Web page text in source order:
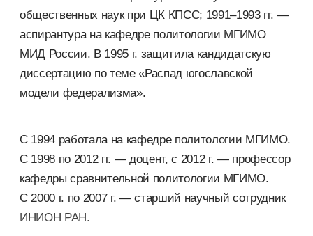
общественных наук при ЦК КПСС; 1991–1993 гг. —
аспирантура на кафедре политологии МГИМО
МИД России. В 1995 г. защитила кандидатскую
диссертацию по теме «Распад югославской
модели федерализма».
С 1994 работала на кафедре политологии МГИМО.
С 1998 по 2012 гг. — доцент, с 2012 г. — профессор
кафедры сравнительной политологии МГИМО.
С 2000 г. по 2007 г. — старший научный сотрудник
ИНИОН РАН.